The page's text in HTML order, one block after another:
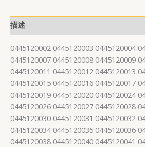
描述
0445120002 0445120003 0445120004
0445120007 0445120008 0445120009
0445120011 0445120012 0445120013
0445120015 0445120016 0445120017
0445120019 0445120020 0445120024
0445120026 0445120027 0445120028
0445120030 0445120031 0445120032
0445120034 0445120035 0445120036
0445120038 0445120040 0445120041